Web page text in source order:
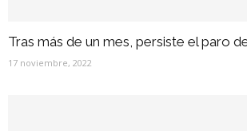
Tras más de un mes, persiste el paro
17 noviembre, 2022